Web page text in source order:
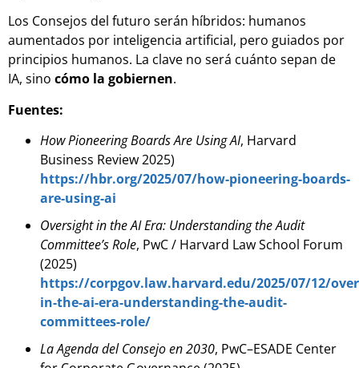
Los Consejos del futuro serán híbridos: humanos
aumentados por inteligencia artificial, pero guiados por
principios humanos. La clave no será cuánto sepan de
IA, sino cómo la gobiernen.
Fuentes:
How Pioneering Boards Are Using AI, Harvard
Business Review 2025)
https://hbr.org/2025/07/how-pioneering-boards-
are-using-ai
Oversight in the AI Era: Understanding the Audit
Committee’s Role, PwC / Harvard Law School Forum
(2025)
https://corpgov.law.harvard.edu/2025/07/12/
in-the-ai-era-understanding-the-audit-
committees-role/
La Agenda del Consejo en 2030, PwC–ESADE Center